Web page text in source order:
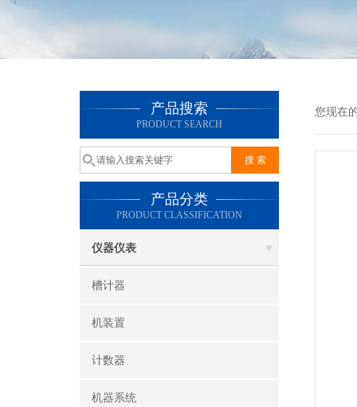
产品搜索
PRODUCT SEARCH
产品分类
PRODUCT CLASSIFICATION
仪器仪表
槽计器
机装置
计数器
机器系统
您现在